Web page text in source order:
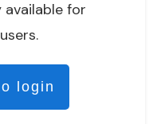
available for
login